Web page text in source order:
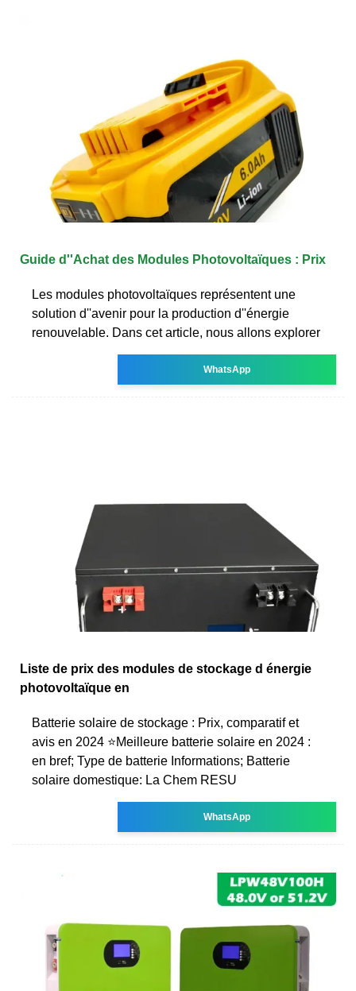
Guide d''Achat des Modules Photovoltaïques : Prix
Les modules photovoltaïques représentent une
solution d''avenir pour la production d''énergie
renouvelable. Dans cet article, nous allons explorer
WhatsApp
Liste de prix des modules de stockage d énergie
photovoltaïque en
Batterie solaire de stockage : Prix, comparatif et
avis en 2024 ⭐Meilleure batterie solaire en 2024 :
en bref; Type de batterie Informations; Batterie
solaire domestique: La Chem RESU
WhatsApp